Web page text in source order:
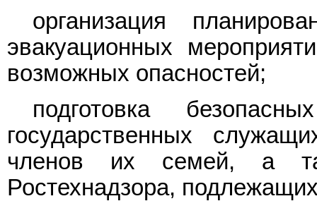
организация
эвакуационных
возможных опасностей;
подготовка
государственных
членов их семей, а
Ростехнадзора,